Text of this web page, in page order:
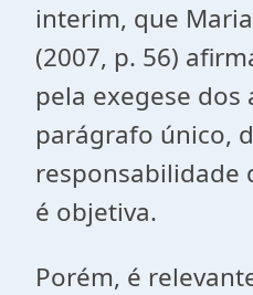
interim, que
(2007, p. 56)
pela exegese dos
parágrafo único,
é objetiva.
Porém, é